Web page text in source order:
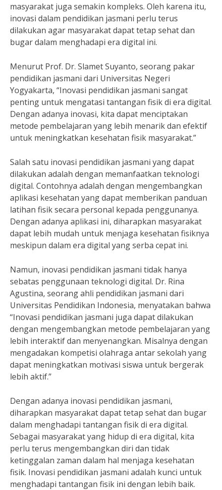
masyarakat juga semakin kompleks. Oleh karena itu,
inovasi dalam pendidikan jasmani perlu terus
dilakukan agar masyarakat dapat tetap sehat dan
bugar dalam menghadapi era digital ini.
Menurut Prof. Dr. Slamet Suyanto, seorang pakar
pendidikan jasmani dari Universitas Negeri
Yogyakarta, “Inovasi pendidikan jasmani sangat
penting untuk mengatasi tantangan fisik di era digital.
Dengan adanya inovasi, kita dapat menciptakan
metode pembelajaran yang lebih menarik dan efektif
untuk meningkatkan kesehatan fisik masyarakat.”
Salah satu inovasi pendidikan jasmani yang dapat
dilakukan adalah dengan memanfaatkan teknologi
digital. Contohnya adalah dengan mengembangkan
aplikasi kesehatan yang dapat memberikan panduan
latihan fisik secara personal kepada penggunanya.
Dengan adanya aplikasi ini, diharapkan masyarakat
dapat lebih mudah untuk menjaga kesehatan fisiknya
meskipun dalam era digital yang serba cepat ini.
Namun, inovasi pendidikan jasmani tidak hanya
sebatas penggunaan teknologi digital. Dr. Rina
Agustina, seorang ahli pendidikan jasmani dari
Universitas Pendidikan Indonesia, menyatakan bahwa
“Inovasi pendidikan jasmani juga dapat dilakukan
dengan mengembangkan metode pembelajaran yang
lebih interaktif dan menyenangkan. Misalnya dengan
mengadakan kompetisi olahraga antar sekolah yang
dapat meningkatkan motivasi siswa untuk bergerak
lebih aktif.”
Dengan adanya inovasi pendidikan jasmani,
diharapkan masyarakat dapat tetap sehat dan bugar
dalam menghadapi tantangan fisik di era digital.
Sebagai masyarakat yang hidup di era digital, kita
perlu terus mengembangkan diri dan tidak
ketinggalan zaman dalam hal menjaga kesehatan
fisik. Inovasi pendidikan jasmani adalah kunci untuk
menghadapi tantangan fisik ini dengan lebih baik.